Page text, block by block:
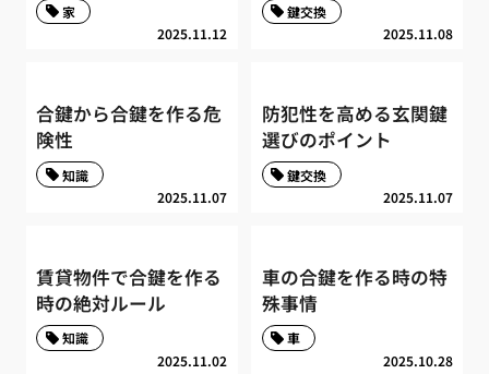
2025.11.12
家
2025.11.08
鍵交換
合鍵から合鍵を作る危
険性
2025.11.07
知識
防犯性を高める玄関鍵
選びのポイント
2025.11.07
鍵交換
賃貸物件で合鍵を作る
時の絶対ルール
2025.11.02
知識
車の合鍵を作る時の特
殊事情
2025.10.28
車